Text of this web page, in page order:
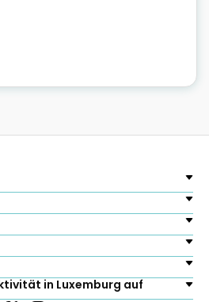
in Luxemburg auf